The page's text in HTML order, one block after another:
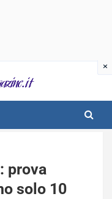
prova
solo 10